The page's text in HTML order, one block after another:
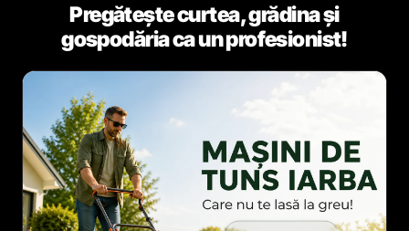
Pregătește curtea, grădina și
gospodăria ca un profesionist!